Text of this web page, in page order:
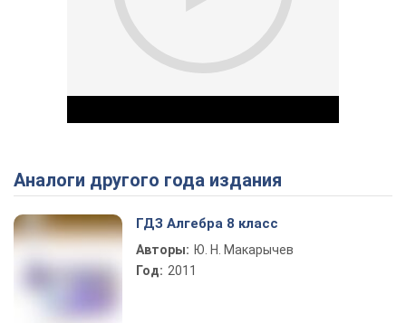
Play Video
Аналоги другого года издания
ГДЗ Алгебра 8 класс
Авторы: Ю. Н. Макарычев
Год: 2011